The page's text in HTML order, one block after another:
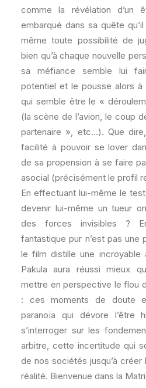
comme la révélation d’un
embarqué dans sa quête
même toute possibilité de
bien qu’à chaque nouvelle
sa méfiance semble lui
potentiel et le pousse alors
qui semble être le «
(la scène de l’avion, le coup
partenaire », etc…). Que
facilité à pouvoir se lover
de sa propension à se faire
asocial (précisément le profil
En effectuant lui-même le
devenir lui-même un tueur
des forces invisibles ?
fantastique pur n’est pas une
le film distille une incroyable
Pakula aura réussi mieux
mettre en perspective le flou
: ces moments de doute
paranoïa qui dévore l’être
s’interroger sur les
arbitre, cette incertitude qui
de nos sociétés jusqu’à
réalité. Bienvenue dans la